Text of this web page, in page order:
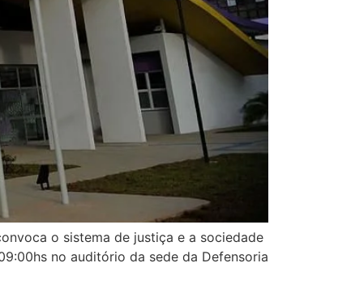
o sistema de justiça e a sociedade
no auditório da sede da Defensoria